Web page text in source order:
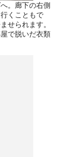
。廊下の右側
くこともで
せられます。
で脱いだ衣類